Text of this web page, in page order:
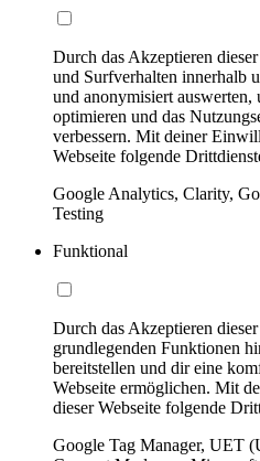
Durch das Akzeptieren
und Surfverhalten innerhalb
und anonymisiert auswerten,
optimieren und das
verbessern. Mit deiner
Webseite folgende
Google Analytics, Clarity,
Testing
Funktional
Durch das Akzeptieren
grundlegenden Funktionen
bereitstellen und dir eine
Webseite ermöglichen. Mit
dieser Webseite folgende
Google Tag Manager, UET